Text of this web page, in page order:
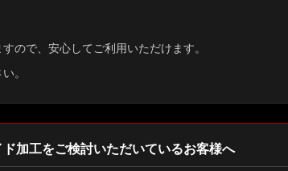
ので、安心してご利用いただけます。
。
加工をご検討いただいているお客様へ